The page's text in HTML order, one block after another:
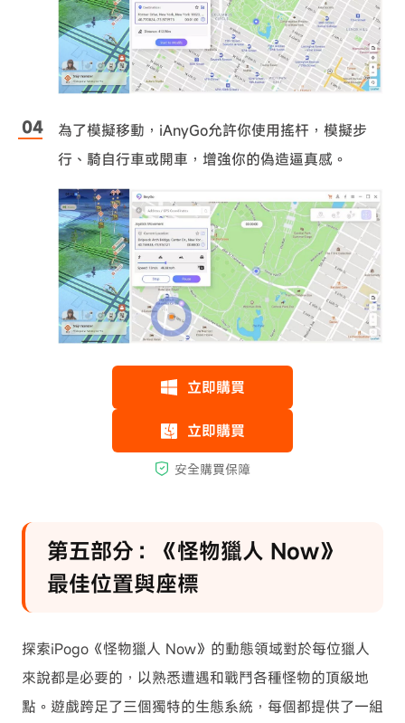
為了模擬移動，iAnyGo允許你使用搖杆，模擬步
行、騎自行車或開車，增強你的偽造逼真感。
第五部分：《怪物獵人 Now》
最佳位置與座標
探索iPogo《怪物獵人 Now》的動態領域對於每位獵人
來說都是必要的，以熟悉遭遇和戰鬥各種怪物的頂級地
點。遊戲跨足了三個獨特的生態系統，每個都提供了一組